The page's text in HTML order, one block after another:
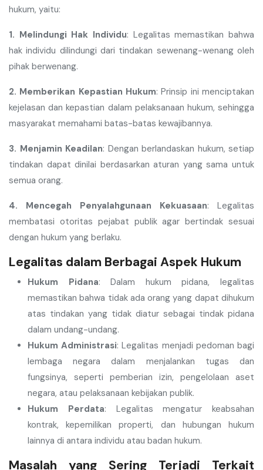
hukum, yaitu:
1. Melindungi Hak Individu: Legalitas memastikan bahwa
hak individu dilindungi dari tindakan sewenang-wenang oleh
pihak berwenang.
2. Memberikan Kepastian Hukum: Prinsip ini menciptakan
kejelasan dan kepastian dalam pelaksanaan hukum, sehingga
masyarakat memahami batas-batas kewajibannya.
3. Menjamin Keadilan: Dengan berlandaskan hukum, setiap
tindakan dapat dinilai berdasarkan aturan yang sama untuk
semua orang.
4. Mencegah Penyalahgunaan Kekuasaan: Legalitas
membatasi otoritas pejabat publik agar bertindak sesuai
dengan hukum yang berlaku.
Legalitas dalam Berbagai Aspek Hukum
Hukum Pidana: Dalam hukum pidana, legalitas
memastikan bahwa tidak ada orang yang dapat dihukum
atas tindakan yang tidak diatur sebagai tindak pidana
dalam undang-undang.
Hukum Administrasi: Legalitas menjadi pedoman bagi
lembaga negara dalam menjalankan tugas dan
fungsinya, seperti pemberian izin, pengelolaan aset
negara, atau pelaksanaan kebijakan publik.
Hukum Perdata: Legalitas mengatur keabsahan
kontrak, kepemilikan properti, dan hubungan hukum
lainnya di antara individu atau badan hukum.
Masalah yang Sering Terjadi Terkait